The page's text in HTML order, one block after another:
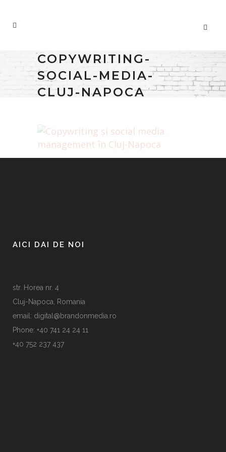
COPYWRITING-
SOCIAL-MEDIA-
CLUJ-NAPOCA
AICI DAI DE NOI
str. Horea nr. 4
Cluj-Napoca, Romania
email: digital@brandonmedia.ro
Phone: +40 741 24 24 11
+40 752 237 437